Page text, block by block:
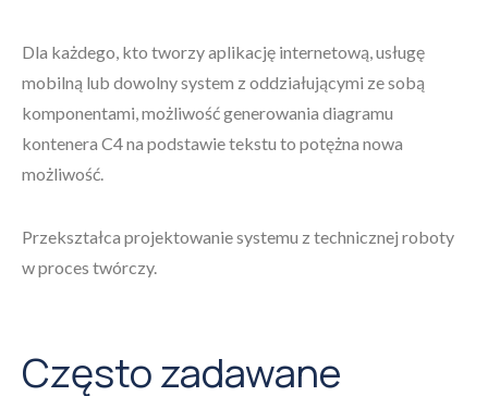
Dla każdego, kto tworzy aplikację internetową, usługę
mobilną lub dowolny system z oddziałującymi ze sobą
komponentami, możliwość generowania diagramu
kontenera C4 na podstawie tekstu to potężna nowa
możliwość.
Przekształca projektowanie systemu z technicznej roboty
w proces twórczy.
Często zadawane